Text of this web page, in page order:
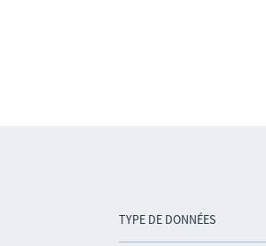
TYPE DE DONNÉES